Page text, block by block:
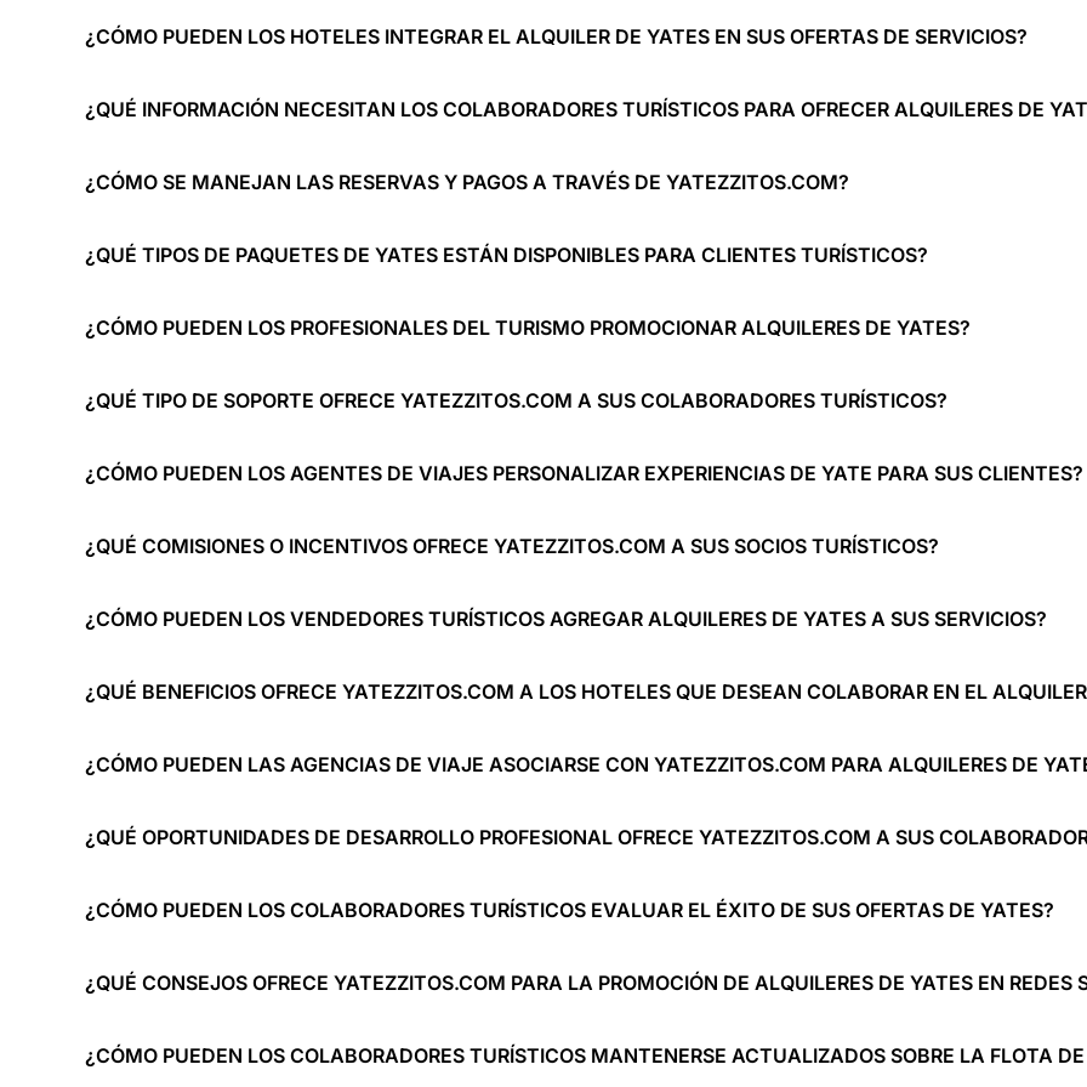
¿CÓMO PUEDEN LOS HOTELES INTEGRAR EL ALQUILER DE YATES EN SUS OFERTAS DE SERVICIOS?
¿QUÉ INFORMACIÓN NECESITAN LOS COLABORADORES TURÍSTICOS PARA OFRECER ALQUILERES DE
¿CÓMO SE MANEJAN LAS RESERVAS Y PAGOS A TRAVÉS DE YATEZZITOS.COM?
¿QUÉ TIPOS DE PAQUETES DE YATES ESTÁN DISPONIBLES PARA CLIENTES TURÍSTICOS?
¿CÓMO PUEDEN LOS PROFESIONALES DEL TURISMO PROMOCIONAR ALQUILERES DE YATES?
¿QUÉ TIPO DE SOPORTE OFRECE YATEZZITOS.COM A SUS COLABORADORES TURÍSTICOS?
¿CÓMO PUEDEN LOS AGENTES DE VIAJES PERSONALIZAR EXPERIENCIAS DE YATE PARA SUS CLIENTES?
¿QUÉ COMISIONES O INCENTIVOS OFRECE YATEZZITOS.COM A SUS SOCIOS TURÍSTICOS?
¿CÓMO PUEDEN LOS VENDEDORES TURÍSTICOS AGREGAR ALQUILERES DE YATES A SUS SERVICIOS?
¿QUÉ BENEFICIOS OFRECE YATEZZITOS.COM A LOS HOTELES QUE DESEAN COLABORAR EN EL
¿CÓMO PUEDEN LAS AGENCIAS DE VIAJE ASOCIARSE CON YATEZZITOS.COM PARA ALQUILERES DE
¿QUÉ OPORTUNIDADES DE DESARROLLO PROFESIONAL OFRECE YATEZZITOS.COM A SUS
¿CÓMO PUEDEN LOS COLABORADORES TURÍSTICOS EVALUAR EL ÉXITO DE SUS OFERTAS DE YATES?
¿QUÉ CONSEJOS OFRECE YATEZZITOS.COM PARA LA PROMOCIÓN DE ALQUILERES DE YATES EN REDES
¿CÓMO PUEDEN LOS COLABORADORES TURÍSTICOS MANTENERSE ACTUALIZADOS SOBRE LA FLOTA